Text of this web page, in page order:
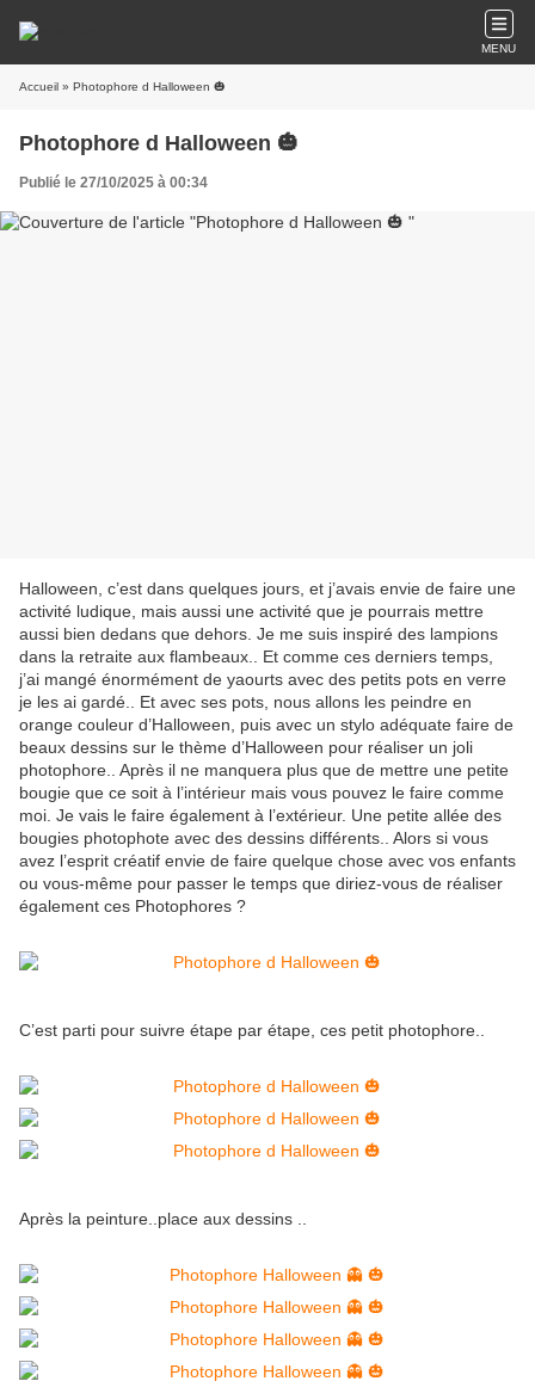
MENU
Accueil » Photophore d Halloween 🎃
Photophore d Halloween 🎃
Publié le 27/10/2025 à 00:34
Halloween, c’est dans quelques jours, et j’avais envie de faire une
activité ludique, mais aussi une activité que je pourrais mettre
aussi bien dedans que dehors. Je me suis inspiré des lampions
dans la retraite aux flambeaux.. Et comme ces derniers temps,
j’ai mangé énormément de yaourts avec des petits pots en verre
je les ai gardé.. Et avec ses pots, nous allons les peindre en
orange couleur d’Halloween, puis avec un stylo adéquate faire de
beaux dessins sur le thème d’Halloween pour réaliser un joli
photophore.. Après il ne manquera plus que de mettre une petite
bougie que ce soit à l’intérieur mais vous pouvez le faire comme
moi. Je vais le faire également à l’extérieur. Une petite allée des
bougies photophote avec des dessins différents.. Alors si vous
avez l’esprit créatif envie de faire quelque chose avec vos enfants
ou vous-même pour passer le temps que diriez-vous de réaliser
également ces Photophores ?
C’est parti pour suivre étape par étape, ces petit photophore..
Après la peinture..place aux dessins ..